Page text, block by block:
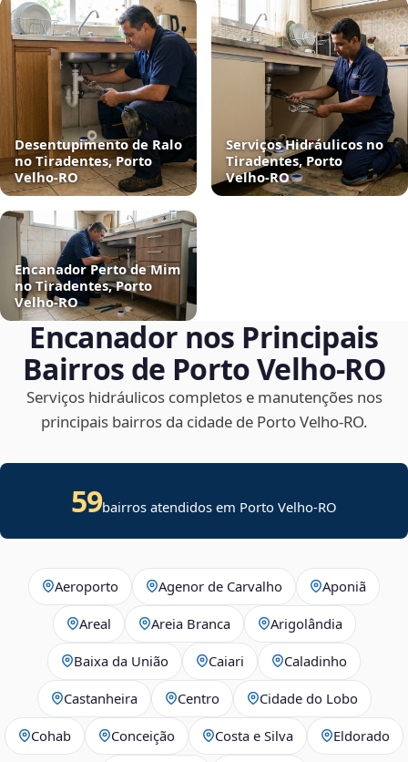
Desentupimento de Ralo
no Tiradentes, Porto
Velho‑RO
Serviços Hidráulicos no
Tiradentes, Porto
Velho‑RO
Encanador Perto de Mim
no Tiradentes, Porto
Velho‑RO
Encanador nos Principais
Bairros de Porto Velho‑RO
Serviços hidráulicos completos e manutenções nos
principais bairros da cidade de Porto Velho‑RO.
59bairros atendidos em Porto Velho-RO
Aeroporto Agenor de Carvalho Aponiã
Areal Areia Branca Arigolândia
Baixa da União Caiari Caladinho
Castanheira Centro Cidade do Lobo
Cohab Conceição Costa e Silva Eldorado